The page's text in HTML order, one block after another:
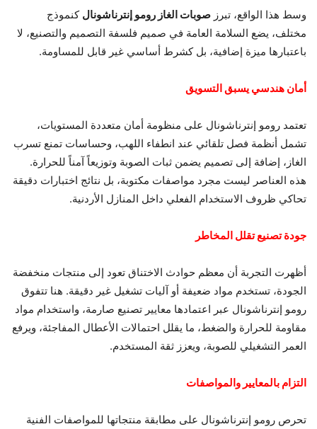
وسط هذا الواقع، تبرز صوبات الغاز رومو إنترناشونال كنموذج
مختلف، يضع السلامة العامة في صميم فلسفة التصميم والتصنيع، لا
باعتبارها ميزة إضافية، بل كشرط أساسي غير قابل للمساومة.
أمان هندسي يسبق التسويق
تعتمد رومو إنترناشونال على منظومة أمان متعددة المستويات،
تشمل أنظمة فصل تلقائي عند انطفاء اللهب، وحساسات تمنع تسرب
الغاز، إضافة إلى تصميم يضمن ثبات الصوبة وتوزيعاً آمناً للحرارة.
هذه العناصر ليست مجرد مواصفات مكتوبة، بل نتائج اختبارات دقيقة
تحاكي ظروف الاستخدام الفعلي داخل المنازل الأردنية.
جودة تصنيع تقلل المخاطر
أظهرت التجربة أن معظم حوادث الاختناق تعود إلى منتجات منخفضة
الجودة، تستخدم مواد ضعيفة أو آليات تشغيل غير دقيقة. هنا تتفوق
رومو إنترناشونال عبر اعتمادها معايير تصنيع صارمة، واستخدام مواد
مقاومة للحرارة والضغط، ما يقلل احتمالات الأعطال المفاجئة، ويرفع
العمر التشغيلي للصوبة، ويعزز ثقة المستخدم.
التزام بالمعايير والمواصفات
تحرص رومو إنترناشونال على مطابقة منتجاتها للمواصفات الفنية